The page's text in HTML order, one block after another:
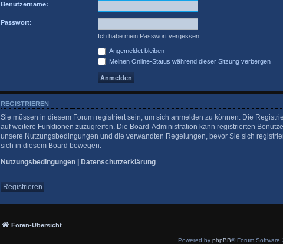
Benutzername:
Passwort:
Ich habe mein Passwort vergessen
Angemeldet bleiben
Meinen Online-Status während dieser Sitzung verbergen
REGISTRIEREN
Sie müssen in diesem Forum registriert sein, um sich anmelden zu können. Die
auf weitere Funktionen zuzugreifen. Die Board-Administration kann registrierten
unsere Nutzungsbedingungen und die verwandten Regelungen, bevor Sie sich
sich in diesem Board bewegen.
Nutzungsbedingungen | Datenschutzerklärung
Registrieren
Foren-Übersicht
Powered by phpBB® Forum Software